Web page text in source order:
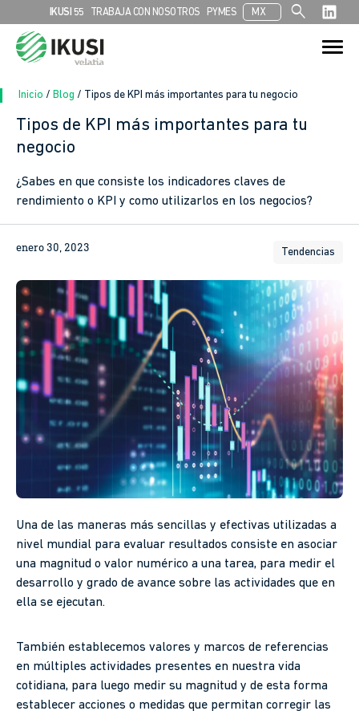
IKUSI 55 TRABAJA CON NOSOTROS PYMES MX search
Search
for:
Search Button
Inicio / Blog / Tipos de KPI más importantes para tu negocio
Tipos de KPI más importantes para tu
negocio
¿Sabes en que consiste los indicadores claves de
rendimiento o KPI y como utilizarlos en los negocios?
enero 30, 2023 Tendencias
Una de las maneras más sencillas y efectivas utilizadas a
nivel mundial para evaluar resultados consiste en asociar
una magnitud o valor numérico a una tarea, para medir el
desarrollo y grado de avance sobre las actividades que en
ella se ejecutan.
También establecemos valores y marcos de referencias
en múltiples actividades presentes en nuestra vida
cotidiana, para luego medir su magnitud y de esta forma
establecer acciones o medidas que permitan corregir las